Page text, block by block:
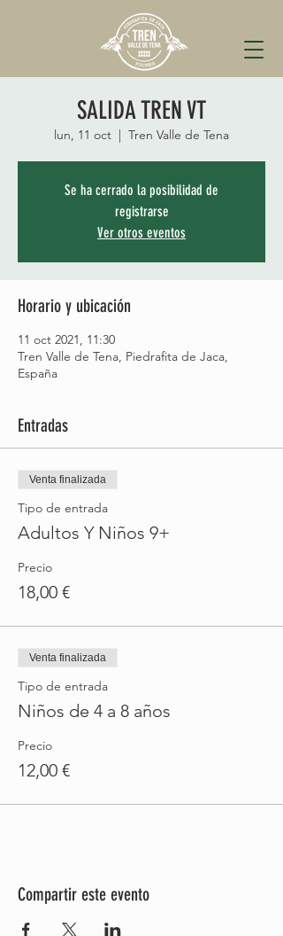
SALIDA TREN VT
lun, 11 oct
  |
Tren Valle de Tena
Se ha cerrado la posibilidad de
registrarse
Ver otros eventos
Horario y ubicación
11 oct 2021, 11:30
Tren Valle de Tena, Piedrafita de Jaca,
España
Entradas
Venta finalizada
Tipo de entrada
Adultos Y Niños 9+
Precio
18,00 €
Venta finalizada
Tipo de entrada
Niños de 4 a 8 años
Precio
12,00 €
Compartir este evento